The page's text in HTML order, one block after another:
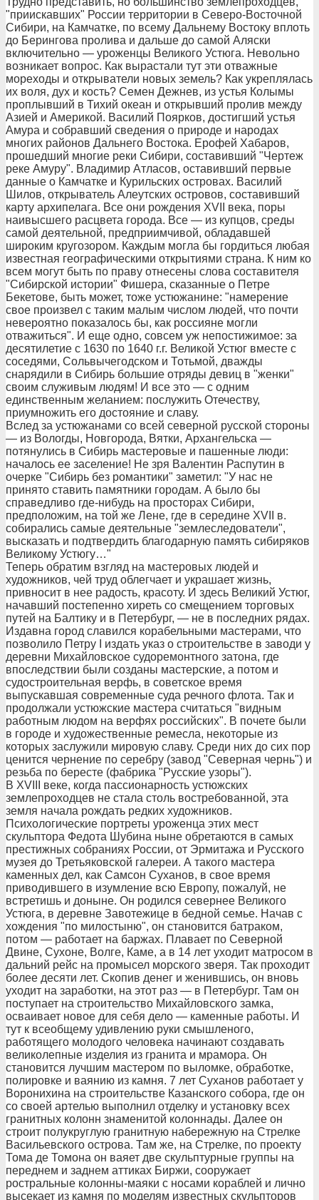
"приискавших" России территории в Северо-Восточной
Сибири, на Камчатке, по всему Дальнему Востоку вплоть
до Берингова пролива и дальше до самой Аляски
включительно — уроженцы Великого Устюга. Невольно
возникает вопрос. Как вырастали тут эти отважные
мореходы и открыватели новых земель? Как укреплялась
их воля, дух и кость? Семен Дежнев, из устья Колымы
проплывший в Тихий океан и открывший пролив между
Азией и Америкой. Василий Поярков, достигший устья
Амура и собравший сведения о природе и народах
многих районов Дальнего Востока. Ерофей Хабаров,
прошедший многие реки Сибири, составивший "Чертеж
реке Амуру". Владимир Атласов, оставивший первые
данные о Камчатке и Курильских островах. Василий
Шилов, открыватель Алеутских островов, составивший
карту архипелага. Все они рождения XVII века, поры
наивысшего расцвета города. Все — из купцов, среды
самой деятельной, предприимчивой, обладавшей
широким кругозором. Каждым могла бы гордиться любая
известная географическими открытиями страна. К ним ко
всем могут быть по праву отнесены слова составителя
"Сибирской истории" Фишера, сказанные о Петре
Бекетове, быть может, тоже устюжанине: "намерение
свое произвел с таким малым числом людей, что почти
невероятно показалось бы, как россияне могли
отважиться". И еще одно, совсем уж непостижимое: за
десятилетие с 1630 по 1640 г.г. Великой Устюг вместе с
соседями, Сольвычегодском и Тотьмой, дважды
снарядили в Сибирь большие отряды девиц в "женки"
своим служивым людям! И все это — с одним
единственным желанием: послужить Отечеству,
приумножить его достояние и славу.
Вслед за устюжанами со всей северной русской стороны
— из Вологды, Новгорода, Вятки, Архангельска —
потянулись в Сибирь мастеровые и пашенные люди:
началось ее заселение! Не зря Валентин Распутин в
очерке "Сибирь без романтики" заметил: "У нас не
принято ставить памятники городам. А было бы
справедливо где-нибудь на просторах Сибири,
предположим, на той же Лене, где в середине XVII в.
собирались самые деятельные "землеследователи",
высказать и подтвердить благодарную память сибиряков
Великому Устюгу…"
Теперь обратим взгляд на мастеровых людей и
художников, чей труд облегчает и украшает жизнь,
привносит в нее радость, красоту. И здесь Великий Устюг,
начавший постепенно хиреть со смещением торговых
путей на Балтику и в Петербург, — не в последних рядах.
Издавна город славился корабельными мастерами, что
позволило Петру I издать указ о строительстве в заводи у
деревни Михайловское судоремонтного затона, где
впоследствии были созданы мастерские, а потом и
судостроительная верфь, в советское время
выпускавшая современные суда речного флота. Так и
продолжали устюжские мастера считаться "видным
работным людом на верфях российских". В почете были
в городе и художественные ремесла, некоторые из
которых заслужили мировую славу. Среди них до сих пор
ценится чернение по серебру (завод "Северная чернь") и
резьба по бересте (фабрика "Русские узоры").
В XVIII веке, когда пассионарность устюжских
землепроходцев не стала столь востребованной, эта
земля начала рождать редких художников.
Психологические портреты уроженца этих мест
скульптора Федота Шубина ныне обретаются в самых
престижных собраниях России, от Эрмитажа и Русского
музея до Третьяковской галереи. А такого мастера
каменных дел, как Самсон Суханов, в свое время
приводившего в изумление всю Европу, пожалуй, не
встретишь и доныне. Он родился севернее Великого
Устюга, в деревне Завотежице в бедной семье. Начав с
хождения "по милостыню", он становится батраком,
потом — работает на баржах. Плавает по Северной
Двине, Сухоне, Волге, Каме, а в 14 лет уходит матросом в
дальний рейс на промысел морского зверя. Так проходит
более десяти лет. Скопив денег и женившись, он вновь
уходит на заработки, на этот раз — в Петербург. Там он
поступает на строительство Михайловского замка,
осваивает новое для себя дело — каменные работы. И
тут к всеобщему удивлению руки смышленого,
работящего молодого человека начинают создавать
великолепные изделия из гранита и мрамора. Он
становится лучшим мастером по выломке, обработке,
полировке и ваянию из камня. 7 лет Суханов работает у
Воронихина на строительстве Казанского собора, где он
со своей артелью выполнил отделку и установку всех
гранитных колонн знаменитой колоннады. Далее он
строит полукруглую гранитную набережную на Стрелке
Васильевского острова. Там же, на Стрелке, по проекту
Тома де Томона он ваяет две скульптурные группы на
переднем и заднем аттиках Биржи, сооружает
ростральные колонны-маяки с носами кораблей и лично
высекает из камня по моделям известных скульпторов